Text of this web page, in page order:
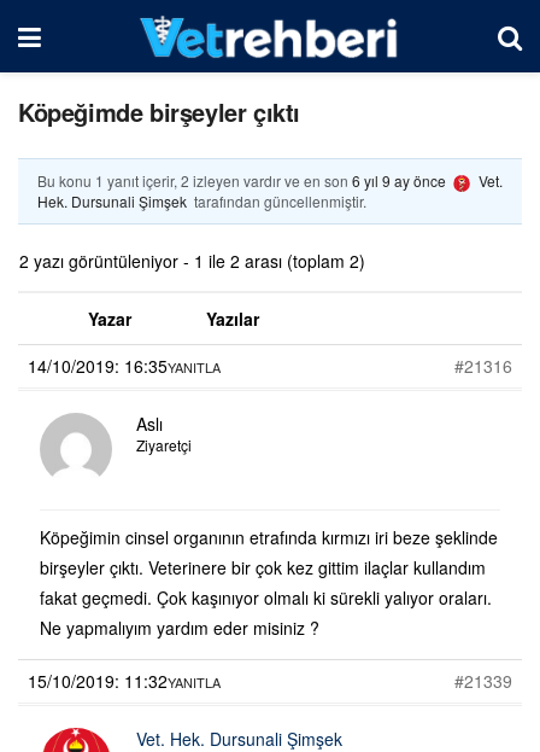
Köpeğimde birşeyler çıktı
Bu konu 1 yanıt içerir, 2 izleyen vardır ve en son 6 yıl 9 ay önce
Vet.
Hek. Dursunali Şimşek tarafından güncellenmiştir.
2 yazı görüntüleniyor - 1 ile 2 arası (toplam 2)
Yazar
Yazılar
14/10/2019: 16:35
#21316
YANITLA
Aslı
Ziyaretçi
Köpeğimin cinsel organının etrafında kırmızı iri beze şeklinde
birşeyler çıktı. Veterinere bir çok kez gittim ilaçlar kullandım
fakat geçmedi. Çok kaşınıyor olmalı ki sürekli yalıyor oraları.
Ne yapmalıyım yardım eder misiniz ?
15/10/2019: 11:32 #21339
YANITLA
Vet. Hek. Dursunali Şimşek